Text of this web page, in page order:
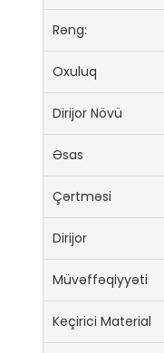
Rəng:
Oxuluq
Dirijor Növü
Əsas
Çərtməsi
Dirijor
Müvəffəqiyyəti
Keçirici Material